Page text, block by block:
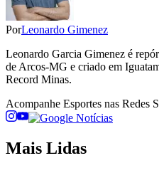
PorLeonardo Gimenez
Leonardo Garcia Gimenez é
de Arcos-MG e criado em
Record Minas.
Acompanhe Esportes nas Redes
Mais Lidas